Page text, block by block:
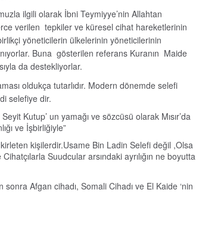
ilgili olarak İbni Teymiyye’nin Allahtan
verilen tepkiler ve küresel cihat hareketlerinin
yöneticilerin ülkelerinin yöneticilerinin
Buna gösterilen referans Kuranın Maide
da destekliyorlar.
oldukça tutarlıdır. Modern dönemde selefi
selefiye dir.
Kutup’ un yamağı ve sözcüsü olarak Mısır’da
ve İşbirliğiyle”
kişilerdir.Usame Bin Ladin Selefi değil ,Olsa
Suudcular arsındaki ayrılığın ne boyutta
Afgan cihadı, Somali Cihadı ve El Kaide ‘nin